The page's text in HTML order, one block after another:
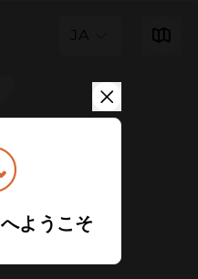
JA
ようこそ